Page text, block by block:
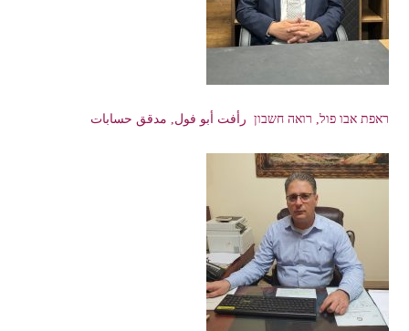
ראפת אבו פול, רואה חשבון رأفت أبو فول, مدقق حسابات